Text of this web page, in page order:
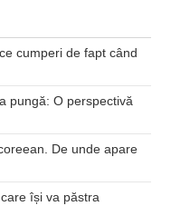
cumperi de fapt când
pungă: O perspectivă
De unde apare
își va păstra